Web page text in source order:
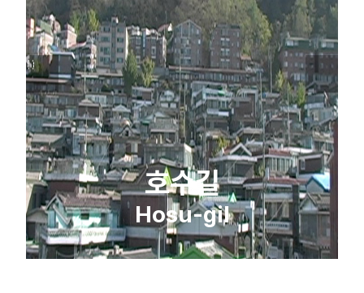
호수길
Hosu-gil